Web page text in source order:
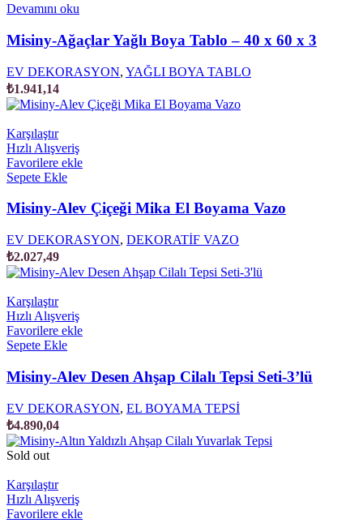
Devamını oku
Misiny-Ağaçlar Yağlı Boya Tablo – 40 x 60 x 3
EV DEKORASYON, YAĞLI BOYA TABLO
₺1.941,14
Karşılaştır
Hızlı Alışveriş
Favorilere ekle
Sepete Ekle
Misiny-Alev Çiçeği Mika El Boyama Vazo
EV DEKORASYON, DEKORATİF VAZO
₺2.027,49
Karşılaştır
Hızlı Alışveriş
Favorilere ekle
Sepete Ekle
Misiny-Alev Desen Ahşap Cilalı Tepsi Seti-3’lü
EV DEKORASYON, EL BOYAMA TEPSİ
₺4.890,04
Sold out
Karşılaştır
Hızlı Alışveriş
Favorilere ekle